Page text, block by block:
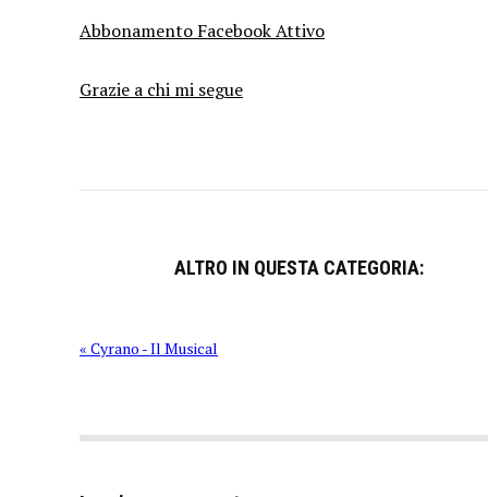
Abbonamento Facebook Attivo
Grazie a chi mi segue
ALTRO IN QUESTA CATEGORIA:
« Cyrano - Il Musical